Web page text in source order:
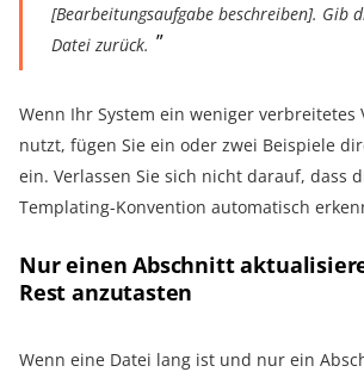
[Bearbeitungsaufgabe beschreiben]. Gib
Datei zurück.
Wenn Ihr System ein weniger verbreitetes
nutzt, fügen Sie ein oder zwei Beispiele
ein. Verlassen Sie sich nicht darauf, dass
Templating-Konvention automatisch
Nur einen Abschnitt
Rest anzutasten
Wenn eine Datei lang ist und nur ein